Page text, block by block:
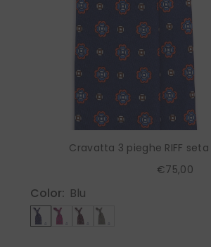
Cravatta 3 pieghe RIFF
€75,00
Color: Blu